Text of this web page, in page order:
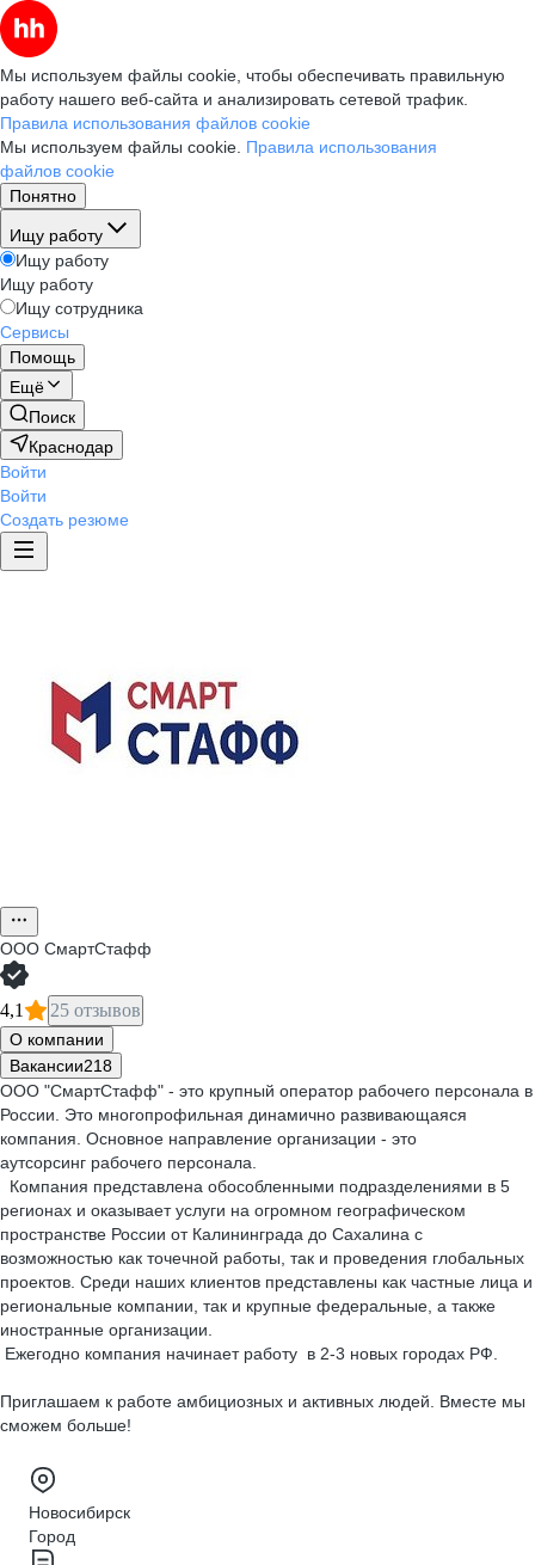
Мы используем файлы cookie, чтобы обеспечивать правильную
работу нашего веб-сайта и анализировать сетевой трафик.
Правила использования файлов cookie
Мы используем файлы cookie. Правила использования
файлов cookie
Понятно
Ищу работу
Ищу работу
Ищу работу
Ищу сотрудника
Сервисы
Помощь
Ещё
Поиск
Краснодар
Войти
Войти
Создать резюме
ООО СмартСтафф
4,1 25 отзывов
О компании
Вакансии218
ООО "СмартСтафф" - это крупный оператор рабочего персонала в
России. Это многопрофильная динамично развивающаяся
компания. Основное направление организации - это
аутсорсинг рабочего персонала.
Компания представлена обособленными подразделениями в 5
регионах и оказывает услуги на огромном географическом
пространстве России от Калининграда до Сахалина с
возможностью как точечной работы, так и проведения глобальных
проектов. Среди наших клиентов представлены как частные лица и
региональные компании, так и крупные федеральные, а также
иностранные организации.
Ежегодно компания начинает работу в 2-3 новых городах РФ.
Приглашаем к работе амбициозных и активных людей. Вместе мы
сможем больше!
Новосибирск
Город